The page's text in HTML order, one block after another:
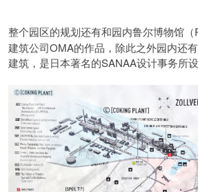
整个园区的规划还有和园内鲁尔博物馆（
建筑公司OMA的作品，除此之外园内还
建筑，是日本著名的SANAA设计事务所设